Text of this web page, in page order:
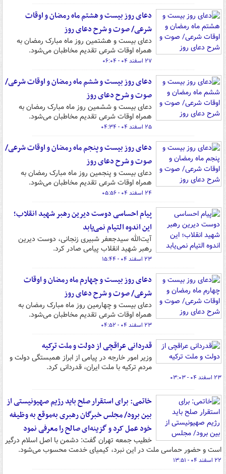
دعای روز بیست و هشتم ماه رمضان و اوقات
شرعی/ صوت و شرح دعای روز
دعای بیست و هشتمین روز ماه مبارک رمضان به
همراه اوقات شرعی تقدیم مخاطبان می‌شود.
۲۷ اسفند ۰۴ - ۰۶:۰۴
دعای روز بیست و ششم ماه رمضان و اوقات شرعی/
صوت و شرح دعای روز
دعای بیست و ششمین روز ماه مبارک رمضان به
همراه اوقات شرعی تقدیم مخاطبان می‌شود.
۲۵ اسفند ۰۴ - ۰۴:۳۴
دعای روز بیست و پنجم ماه رمضان و اوقات شرعی/
صوت و شرح دعای روز
دعای بیست و پنجمین روز ماه مبارک رمضان به
همراه اوقات شرعی تقدیم مخاطبان می‌شود.
۲۴ اسفند ۰۴ - ۰۵:۵۶
پیام احساسی دوست دیرین رهبر شهید انقلاب‌؛
این اندوه التیام نمی‌یابد
آیت‌الله سیدجعفر شبیری زنجانی، دوست دیرین
رهبر شهید انقلاب پیامی صادر کرد.
۲۳ اسفند ۰۴ - ۱۵:۴۴
دعای روز بیست و چهارم ماه رمضان و اوقات
شرعی/ صوت و شرح دعای روز
دعای بیست و چهارمین روز ماه مبارک رمضان به
همراه اوقات شرعی تقدیم مخاطبان می‌شود.
۲۳ اسفند ۰۴ - ۰۴:۵۲
قدردانی عراقچی از دولت و ملت ترکیه
وزیر امور خارجه در پیامی از ابراز همبستگی دولت و
مردم ترکیه با ملت ایران، قدردانی کرد.
۲۳ اسفند ۰۴ - ۰۳:۰۳
خاتمی: برای استقرار صلح باید رژیم صهیونیستی از
بین برود/ مجلس خبرگان رهبری به‌موقع به وظیفه
خود عمل کرد و گزینه‌ای صالح را معرفی نمود
خطیب جمعه تهران گفت: دشمن با اصل اسلام درگیر
است و حضور حماسی ملت در این نبرد، کیمیای خدمت محسوب می‌شود.
۲۲ اسفند ۰۴ - ۱۳:۵۱